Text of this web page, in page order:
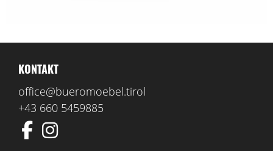
KONTAKT
office@bueromoebel.tirol
+43 660 5459885